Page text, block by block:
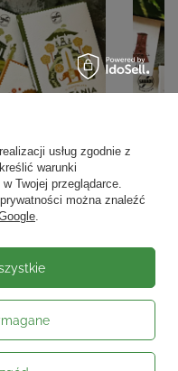
usług zgodnie z
warunki
Twojej przeglądarce.
można znaleźć
.